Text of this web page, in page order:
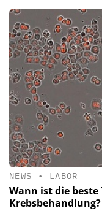
NEWS • LABOR
Wann ist die
Krebsbehandlung?